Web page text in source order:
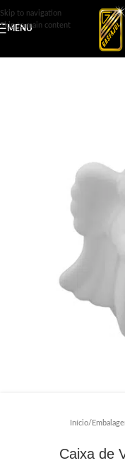
Skip to navigation
Skip to main content
MENU
Início/
Caixa de